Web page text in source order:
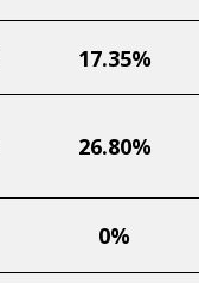
17.35%
26.80%
0%